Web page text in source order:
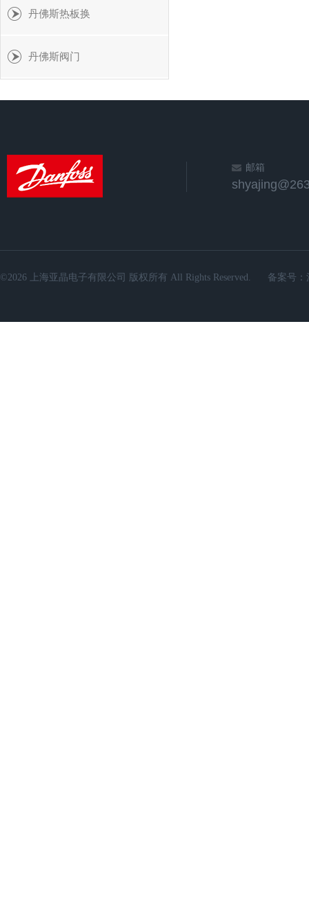
丹佛斯热板换
丹佛斯阀门
邮箱
©2026 上海亚晶电子有限公司 版权所有 All Rights Reserved. 备案号：